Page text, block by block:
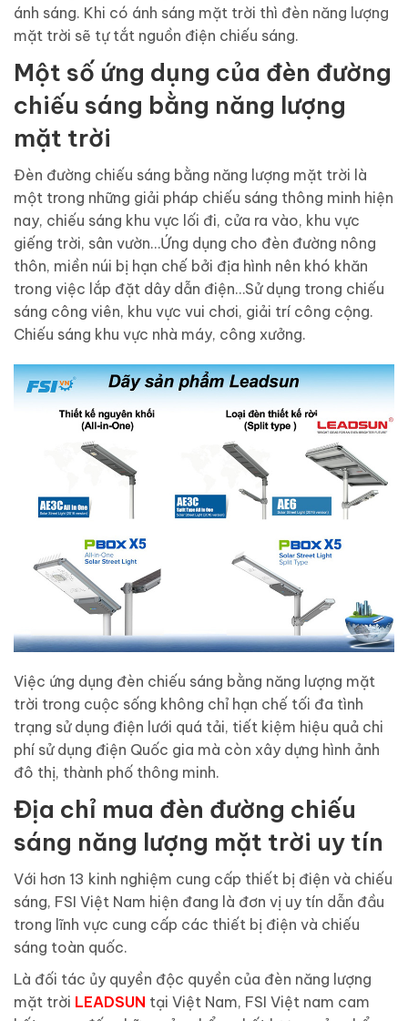
ánh sáng. Khi có ánh sáng mặt trời thì đèn năng lượng
mặt trời sẽ tự tắt nguồn điện chiếu sáng.
Một số ứng dụng của đèn đường
chiếu sáng bằng năng lượng
mặt trời
Đèn đường chiếu sáng bằng năng lượng mặt trời là
một trong những giải pháp chiếu sáng thông minh hiện
nay, chiếu sáng khu vực lối đi, cửa ra vào, khu vực
giếng trời, sân vườn…Ứng dụng cho đèn đường nông
thôn, miền núi bị hạn chế bởi địa hình nên khó khăn
trong việc lắp đặt dây dẫn điện…Sử dụng trong chiếu
sáng công viên, khu vực vui chơi, giải trí công cộng.
Chiếu sáng khu vực nhà máy, công xưởng.
Việc ứng dụng đèn chiếu sáng bằng năng lượng mặt
trời trong cuộc sống không chỉ hạn chế tối đa tình
trạng sử dụng điện lưới quá tải, tiết kiệm hiệu quả chi
phí sử dụng điện Quốc gia mà còn xây dựng hình ảnh
đô thị, thành phố thông minh.
Địa chỉ mua đèn đường chiếu
sáng năng lượng mặt trời uy tín
Với hơn 13 kinh nghiệm cung cấp thiết bị điện và chiếu
sáng, FSI Việt Nam hiện đang là đơn vị uy tín dẫn đầu
trong lĩnh vực cung cấp các thiết bị điện và chiếu
sáng toàn quốc.
Là đối tác ủy quyền độc quyền của đèn năng lượng
mặt trời LEADSUN tại Việt Nam, FSI Việt nam cam